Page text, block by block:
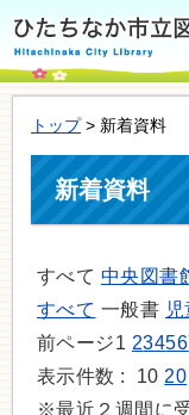
トップ> 新着資料
新着資料
すべて 中央図書
すべて 一般書
前ページ1 23456
表示件数 : 10 20
※最近２週間に